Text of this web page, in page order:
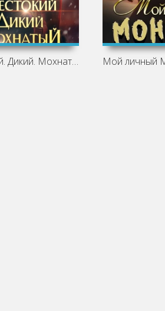
Жестокий. Дикий. Мохнатый - Татьяна